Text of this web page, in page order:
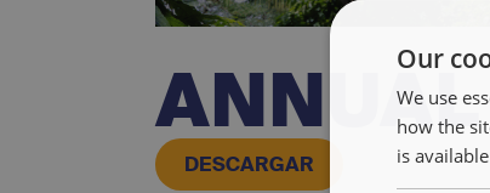
DESCARGAR
Our
We use
how the
is